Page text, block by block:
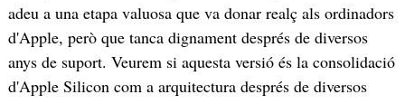
adeu a una etapa valuosa que va donar realç als ordinadors
d'Apple, però que tanca dignament després de diversos
anys de suport. Veurem si aquesta versió és la consolidació
d'Apple Silicon com a arquitectura després de diversos